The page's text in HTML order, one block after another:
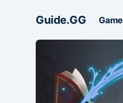
Guide.GG Game